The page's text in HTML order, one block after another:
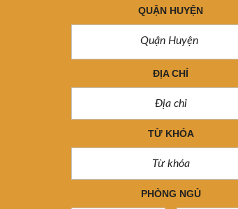
QUẬN HUYỆN
Quận Huyện
ĐỊA CHỈ
TỪ KHÓA
PHÒNG NGỦ